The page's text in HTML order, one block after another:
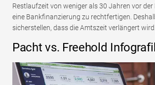
Restlaufzeit von weniger als 30 Jahren vor
eine Bankfinanzierung zu rechtfertigen.
sicherstellen, dass die Amtszeit verlängert wird.
Pacht vs. Freehold